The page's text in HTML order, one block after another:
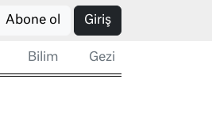
Abone ol Giriş
Bilim Gezi